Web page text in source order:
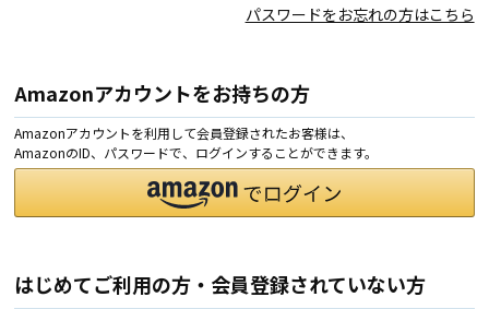
パスワードをお忘れの方はこちら
Amazonアカウントをお持ちの方
Amazonアカウントを利用して会員登録されたお客様は、
AmazonのID、パスワードで、ログインすることができます。
はじめてご利用の方・会員登録されていない方